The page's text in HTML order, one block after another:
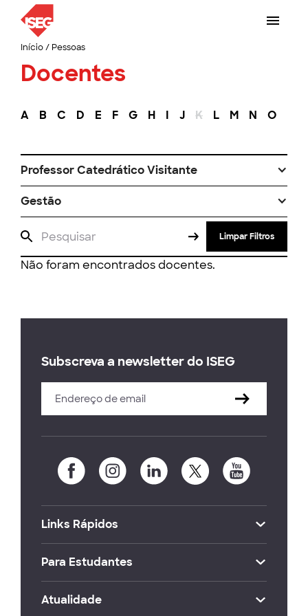
Início/ Pessoas
Docentes
A B C D E F G H I J K L M N O
Professor Catedrático Visitante
Gestão
Limpar Filtros
Não foram encontrados docentes.
Subscreva a newsletter do ISEG
Links Rápidos
Para Estudantes
Atualidade